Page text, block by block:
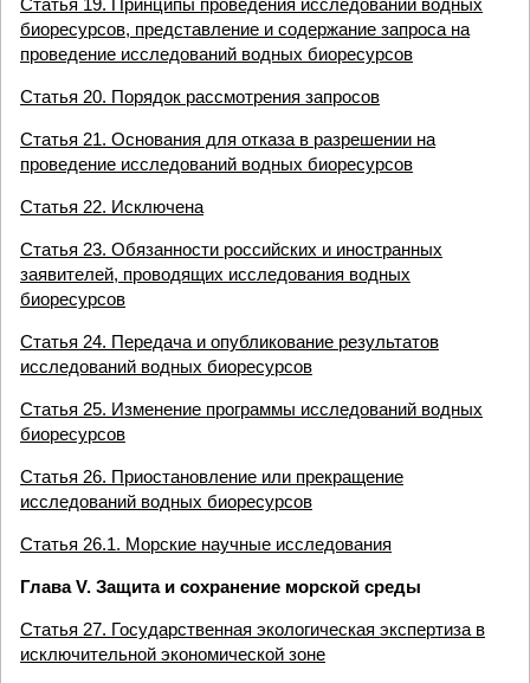
Статья 19. Принципы проведения исследований водных
биоресурсов, представление и содержание запроса на
проведение исследований водных биоресурсов
Статья 20. Порядок рассмотрения запросов
Статья 21. Основания для отказа в разрешении на
проведение исследований водных биоресурсов
Статья 22. Исключена
Статья 23. Обязанности российских и иностранных
заявителей, проводящих исследования водных
биоресурсов
Статья 24. Передача и опубликование результатов
исследований водных биоресурсов
Статья 25. Изменение программы исследований водных
биоресурсов
Статья 26. Приостановление или прекращение
исследований водных биоресурсов
Статья 26.1. Морские научные исследования
Глава V. Защита и сохранение морской среды
Статья 27. Государственная экологическая экспертиза в
исключительной экономической зоне